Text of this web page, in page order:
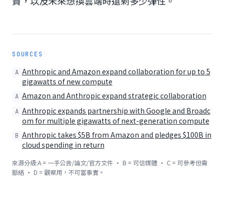
SOURCES
A Anthropic and Amazon expand collaboration for up to 5
gigawatts of new compute
A Amazon and Anthropic expand strategic collaboration
A Anthropic expands partnership with Google and Broadc
om for multiple gigawatts of next-generation compute
B Anthropic takes $5B from Amazon and pledges $100B in
cloud spending in return
來源分級:A = 一手公告/論文/官方文件 · B = 可信媒體 · C = 可參考但需
脈絡 · D = 觀察用，不可當事實。